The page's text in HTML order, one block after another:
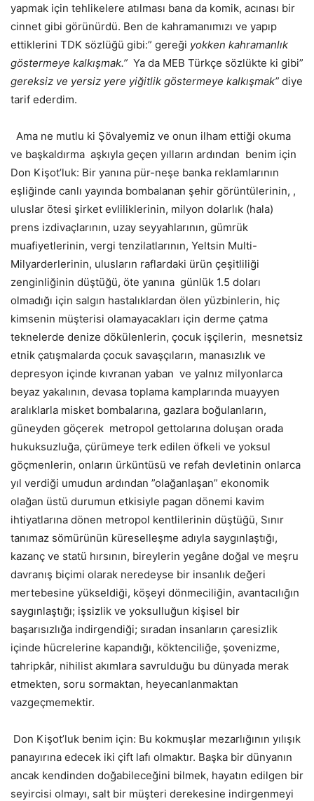
yapmak için tehlikelere atılması bana da komik, acınası bir
cinnet gibi görünürdü. Ben de kahramanımızı ve yapıp
ettiklerini TDK sözlüğü gibi:” gereği yokken kahramanlık
göstermeye kalkışmak.” Ya da MEB Türkçe sözlükte ki gibi”
gereksiz ve yersiz yere yiğitlik göstermeye kalkışmak” diye
tarif ederdim.
Ama ne mutlu ki Şövalyemiz ve onun ilham ettiği okuma
ve başkaldırma aşkıyla geçen yılların ardından benim için
Don Kişot’luk: Bir yanına pür-neşe banka reklamlarının
eşliğinde canlı yayında bombalanan şehir görüntülerinin, ,
uluslar ötesi şirket evliliklerinin, milyon dolarlık (hala)
prens izdivaçlarının, uzay seyyahlarının, gümrük
muafiyetlerinin, vergi tenzilatlarının, Yeltsin Multi-
Milyarderlerinin, ulusların raflardaki ürün çeşitliliği
zenginliğinin düştüğü, öte yanına günlük 1.5 doları
olmadığı için salgın hastalıklardan ölen yüzbinlerin, hiç
kimsenin müşterisi olamayacakları için derme çatma
teknelerde denize dökülenlerin, çocuk işçilerin, mesnetsiz
etnik çatışmalarda çocuk savaşçıların, manasızlık ve
depresyon içinde kıvranan yaban ve yalnız milyonlarca
beyaz yakalının, devasa toplama kamplarında muayyen
aralıklarla misket bombalarına, gazlara boğulanların,
güneyden göçerek metropol gettolarına doluşan orada
hukuksuzluğa, çürümeye terk edilen öfkeli ve yoksul
göçmenlerin, onların ürküntüsü ve refah devletinin onlarca
yıl verdiği umudun ardından ”olağanlaşan” ekonomik
olağan üstü durumun etkisiyle pagan dönemi kavim
ihtiyatlarına dönen metropol kentlilerinin düştüğü, Sınır
tanımaz sömürünün küreselleşme adıyla saygınlaştığı,
kazanç ve statü hırsının, bireylerin yegâne doğal ve meşru
davranış biçimi olarak neredeyse bir insanlık değeri
mertebesine yükseldiği, köşeyi dönmeciliğin, avantacılığın
saygınlaştığı; işsizlik ve yoksulluğun kişisel bir
başarısızlığa indirgendiği; sıradan insanların çaresizlik
içinde hücrelerine kapandığı, köktenciliğe, şovenizme,
tahripkâr, nihilist akımlara savrulduğu bu dünyada merak
etmekten, soru sormaktan, heyecanlanmaktan
vazgeçmemektir.
Don Kişot’luk benim için: Bu kokmuşlar mezarlığının yılışık
panayırına edecek iki çift lafı olmaktır. Başka bir dünyanın
ancak kendinden doğabileceğini bilmek, hayatın edilgen bir
seyircisi olmayı, salt bir müşteri derekesine indirgenmeyi